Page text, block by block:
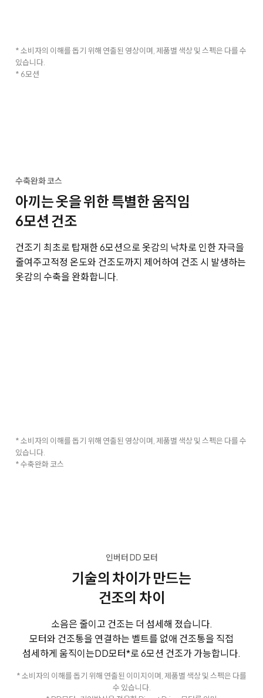
* 소비자의 이해를 돕기 위해 연출된 영상이며, 제품별 색상 및 스펙은 다를 수
있습니다.
* 6모션
수축완화 코스
아끼는 옷을 위한 특별한 움직임
6모션 건조
건조기 최초로 탑재한 6모션으로 옷감의 낙차로 인한 자극을
줄여주고적정 온도와 건조도까지 제어하여 건조 시 발생하는
옷감의 수축을 완화합니다.
* 소비자의 이해를 돕기 위해 연출된 영상이며, 제품별 색상 및 스펙은 다를 수
있습니다.
* 수축완화 코스
인버터 DD 모터
기술의 차이가 만드는
건조의 차이
소음은 줄이고 건조는 더 섬세해 졌습니다.
모터와 건조통을 연결하는 벨트를 없애 건조통을 직접
섬세하게 움직이는DD모터*로 6모션 건조가 가능합니다.
* 소비자의 이해를 돕기 위해 연출된 이미지이며, 제품별 색상 및 스펙은 다를
수 있습니다.